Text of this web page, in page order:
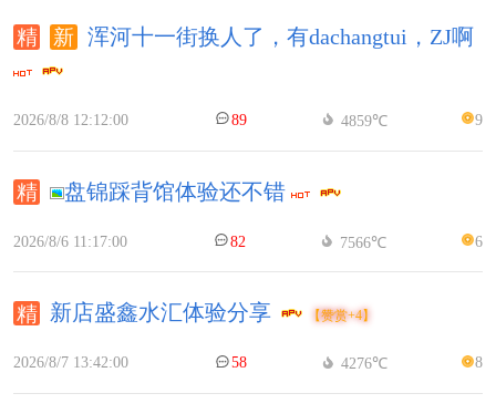
浑河十一街换人了，有dachangtui，ZJ啊
2026/8/8 12:12:00 89 4859℃ 9
盘锦踩背馆体验还不错
2026/8/6 11:17:00 82 7566℃ 6
新店盛鑫水汇体验分享 【赞赏+4】
2026/8/7 13:42:00 58 4276℃ 8